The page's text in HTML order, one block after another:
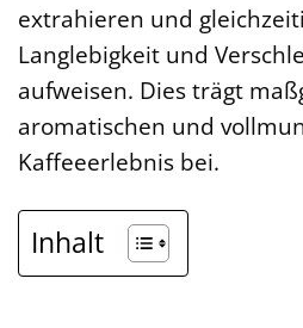
extrahieren und
Langlebigkeit und
aufweisen. Dies trägt
aromatischen und
Kaffeeerlebnis bei.
Inhalt